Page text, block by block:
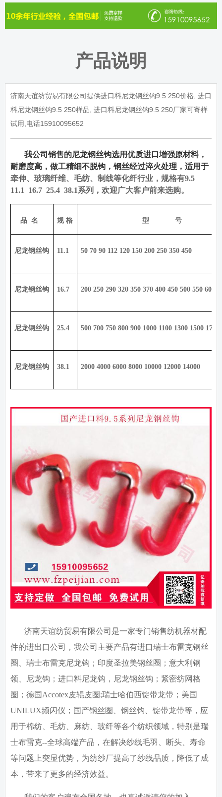
产品说明
济南天谊纺贸易有限公司提供进口料尼龙钢丝钩9.5 250价格, 进口
料尼龙钢丝钩9.5 250样品, 进口料尼龙钢丝钩9.5 250厂家可寄样
试用,电话15910095652
我公司销售的尼龙钢丝钩选用优质进口增强原材料，
耐磨度高，做工精细不脱钩，钢丝经过淬火处理，适用于
牵伸、玻璃纤维、毛纺、制线等化纤行业，规格有9.5
11.1 16.7 25.4 38.1 系列，欢迎广大客户前来选购。
品 名 规 格 型 号
尼龙钢丝钩 11.1 50 70 90 112 120 150 200 250 350 450
尼龙钢丝钩 16.7 200 250 290 320 350 370 400 450 500 550 600
尼龙钢丝钩 25.4 500 700 750 800 900 1000 1100 1300 1500
尼龙钢丝钩 38.1 2000 4000 6000 8000 10000 12000 14000
济南天谊纺贸易有限公司是一家专门销售纺机器材配
件的进出口公司，我公司主要产品有进口瑞士布雷克钢丝
圈、瑞士布雷克尼龙钩；印度圣拉美钢丝圈；意大利钢
领、尼龙钩；进口料尼龙钩，尼龙钢丝钩；紧密纺网格
圈；德国 Accotex皮辊皮圈;瑞士哈伯西锭带龙带；美国
UNILUX频闪仪；国产钢丝圈、钢丝钩、锭带龙带等，应
用于棉纺、毛纺、麻纺、玻纤等各个纺织领域，特别是瑞
士布雷克--全球高端产品，在解决纱线毛羽、断头、寿命
等问题上突显优势，为纺纱厂提高了纱线品质，降低了成
本，带来了更多的经济效益。